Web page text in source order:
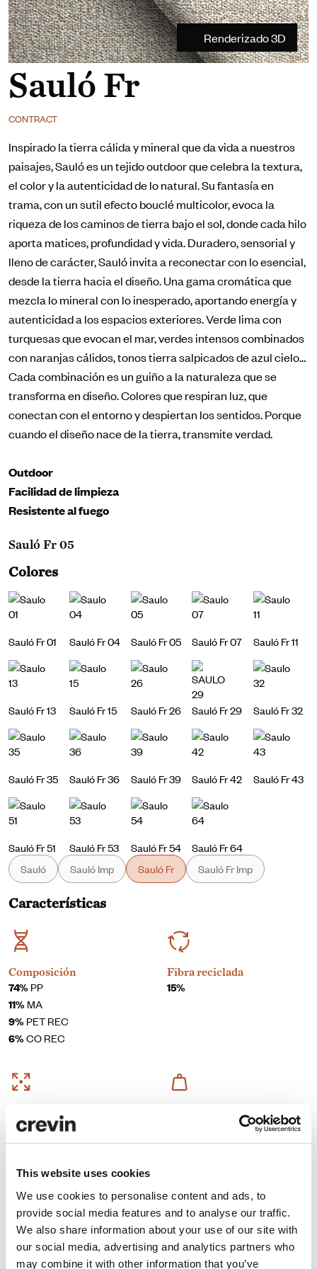
This website uses cookies
We use cookies to personalise content and ads, to
provide social media features and to analyse our traffic.
We also share information about your use of our site with
our social media, advertising and analytics partners who
may combine it with other information that you’ve
Renderizado 3D
Sauló Fr 05
Colores
Sauló Fr 01 Sauló Fr 04 Sauló Fr 05 Sauló Fr 07 Sauló Fr 11
Sauló Fr 13 Sauló Fr 15 Sauló Fr 26 Sauló Fr 29 Sauló Fr 32
Sauló Fr 35 Sauló Fr 36 Sauló Fr 39 Sauló Fr 42 Sauló Fr 43
Sauló Fr 51 Sauló Fr 53 Sauló Fr 54 Sauló Fr 64
CONTRACT
Sauló Fr
Inspirado la tierra cálida y mineral que da vida a nuestros
paisajes, Sauló es un tejido outdoor que celebra la textura,
el color y la autenticidad de lo natural. Su fantasía en
trama, con un sutil efecto bouclé multicolor, evoca la
riqueza de los caminos de tierra bajo el sol, donde cada hilo
aporta matices, profundidad y vida. Duradero, sensorial y
lleno de carácter, Sauló invita a reconectar con lo esencial,
desde la tierra hacia el diseño. Una gama cromática que
mezcla lo mineral con lo inesperado, aportando energía y
autenticidad a los espacios exteriores. Verde lima con
turquesas que evocan el mar, verdes intensos combinados
con naranjas cálidos, tonos tierra salpicados de azul cielo…
Cada combinación es un guiño a la naturaleza que se
transforma en diseño. Colores que respiran luz, que
conectan con el entorno y despiertan los sentidos. Porque
cuando el diseño nace de la tierra, transmite verdad.
Outdoor
Facilidad de limpieza
Resistente al fuego
Sauló Sauló Imp Sauló Fr Sauló Fr Imp
Características
Composición
74%PP
11%MA
9%PET REC
6%CO REC
Fibra reciclada
15%
140 + 4cm
Certificados